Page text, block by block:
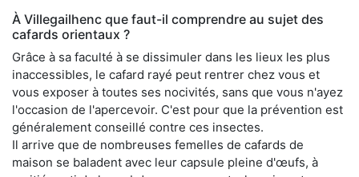
À Villegailhenc que faut-il comprendre au sujet des
cafards orientaux ?
Grâce à sa faculté à se dissimuler dans les lieux les plus
inaccessibles, le cafard rayé peut rentrer chez vous et
vous exposer à toutes ses nocivités, sans que vous n'ayez
l'occasion de l'apercevoir. C'est pour que la prévention est
généralement conseillé contre ces insectes.
Il arrive que de nombreuses femelles de cafards de
maison se baladent avec leur capsule pleine d'œufs, à